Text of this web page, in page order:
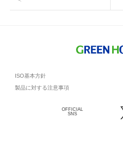
ISO基本方針
製品に対する注意事項
OFFICIAL
SNS